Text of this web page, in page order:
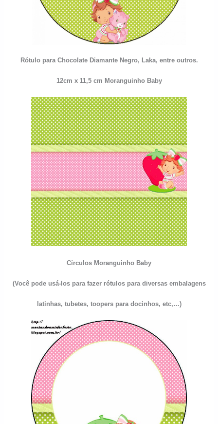
Rótulo para Chocolate Diamante Negro, Laka, entre outros.
12cm x 11,5 cm Moranguinho Baby
Círculos Moranguinho Baby
(Você pode usá-los para fazer rótulos para diversas embalagens
latinhas, tubetes, toopers para docinhos, etc,…)